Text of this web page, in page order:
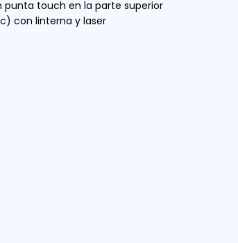
punta touch en la parte superior
con linterna y laser